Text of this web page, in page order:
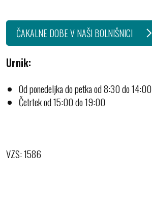
ČAKALNE DOBE V NAŠI BOLNIŠNICI
Urnik:
Od ponedeljka do petka od 8:30 do 14:00
Četrtek od 15:00 do 19:00
VZS: 1586